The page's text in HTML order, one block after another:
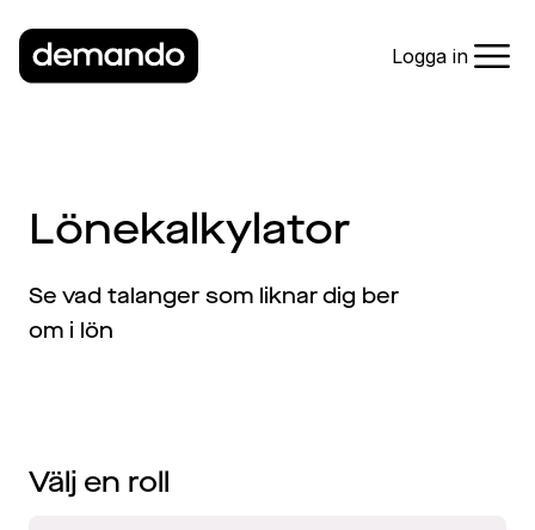
Logga in
Lönekalkylator
Se vad talanger som liknar dig ber
om i lön
Välj en roll